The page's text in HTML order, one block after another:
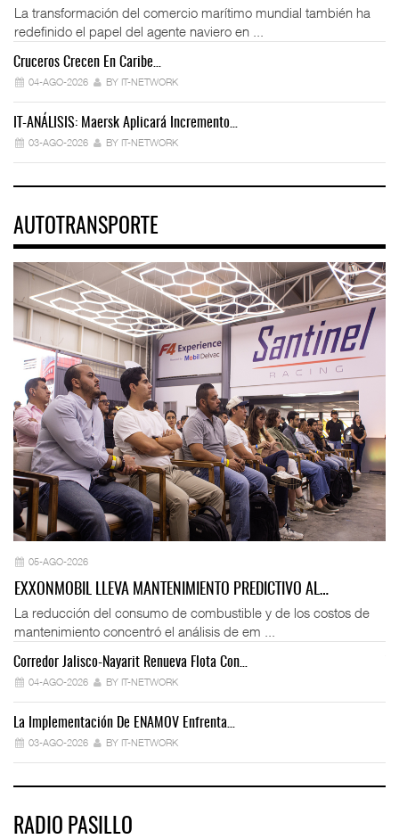
La transformación del comercio marítimo mundial también ha
redefinido el papel del agente naviero en ...
Cruceros Crecen En Caribe…
04-AGO-2026 BY IT-NETWORK
IT-ANÁLISIS: Maersk Aplicará Incremento…
03-AGO-2026 BY IT-NETWORK
AUTOTRANSPORTE
05-AGO-2026
EXXONMOBIL LLEVA MANTENIMIENTO PREDICTIVO AL…
La reducción del consumo de combustible y de los costos de
mantenimiento concentró el análisis de em ...
Corredor Jalisco-Nayarit Renueva Flota Con…
04-AGO-2026 BY IT-NETWORK
La Implementación De ENAMOV Enfrenta…
03-AGO-2026 BY IT-NETWORK
RADIO PASILLO